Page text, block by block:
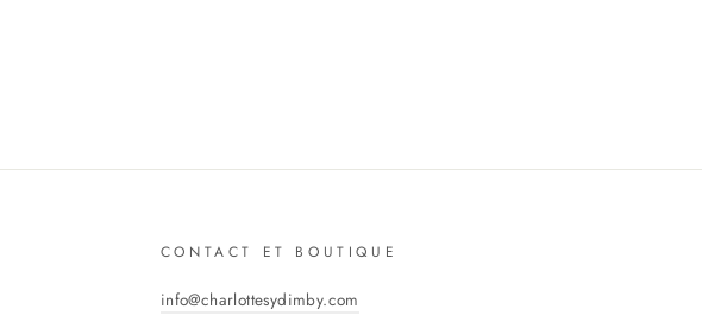
CONTACT ET BOUTIQUE
info@charlottesydimby.com